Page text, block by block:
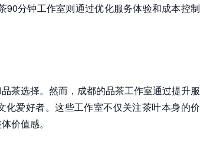
90分钟工作室则通过优化服务体验和成本控制
茶选择。然而，成都的品茶工作室通过提升服
爱好者。这些工作室不仅关注茶叶本身的价
价值感。